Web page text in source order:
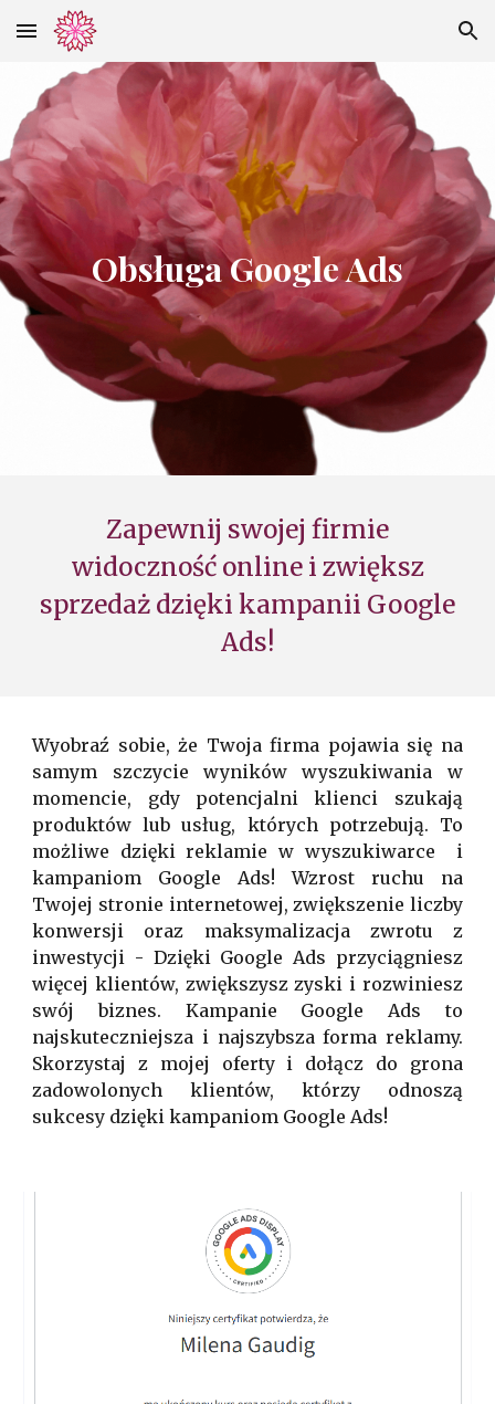
Skip to main content Skip to navigation
Obsługa Google Ads
Zapewnij swojej firmie
widoczność online i zwiększ
sprzedaż dzięki kampanii Google
Ads!
Wyobraź sobie, że Twoja firma pojawia się na
samym szczycie wyników wyszukiwania w
momencie, gdy potencjalni klienci szukają
produktów lub usług, których potrzebują. To
możliwe dzięki reklamie w wyszukiwarce i
kampaniom Google Ads! Wzrost ruchu na
Twojej stronie internetowej, zwiększenie liczby
konwersji oraz maksymalizacja zwrotu z
inwestycji - Dzięki Google Ads przyciągniesz
więcej klientów, zwiększysz zyski i rozwiniesz
swój biznes. Kampanie Google Ads to
najskuteczniejsza i najszybsza forma reklamy.
Skorzystaj z mojej oferty i dołącz do grona
zadowolonych klientów, którzy odnoszą
sukcesy dzięki kampaniom Google Ads!